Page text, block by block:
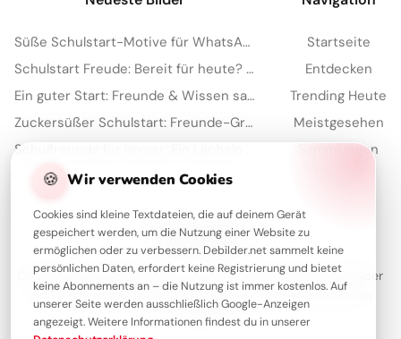
🍪 Wir verwenden Cookies
Cookies sind kleine Textdateien, die auf deinem Gerät
gespeichert werden, um die Nutzung einer Website zu
ermöglichen oder zu verbessern. Debilder.net sammelt keine
persönlichen Daten, erfordert keine Registrierung und bietet
keine Abonnements an – die Nutzung ist immer kostenlos. Auf
unserer Seite werden ausschließlich Google-Anzeigen
angezeigt. Weitere Informationen findest du in unserer
Süße Schulstart-Motive für WhatsApp: Der perfekte Gruß zum Semesterbeginn
Schulstart Freude: Bereit für heute? Witzige Bilder für Facebook & WhatsApp!
Ein guter Start: Freunde & Wissen sammeln für Instagram
Zuckersüßer Schulstart: Freunde-Grüße für WhatsApp!
Startseite
Entdecken
Trending Heute
Meistgesehen
Sammlungen
Über Debilder
Debilder ist deine Plattform für die schönsten Grüße und Bilder
zum Teilen. Entdecke unsere Sammlung und verschenke ein
Lächeln!